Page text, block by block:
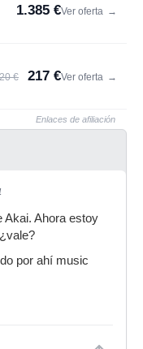
1.385 €Ver oferta →
€ 217 €Ver oferta →
Enlaces de afiliación
Akai. Ahora estoy
por ahí music